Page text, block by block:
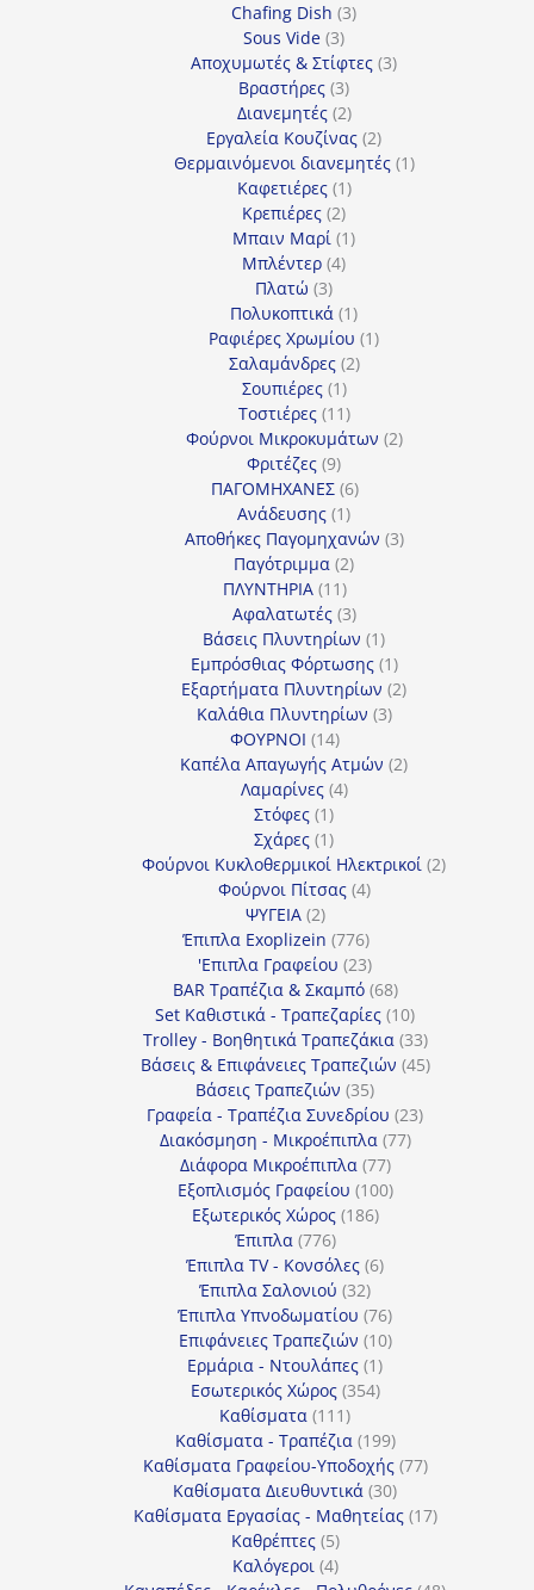
Chafing Dish 33
Sous Vide 33
προϊόντα
Αποχυμωτές & Στίφτες 33
Βραστήρες 33
προϊόντα
Διανεμητές 22
προϊόντα
Εργαλεία Κουζίνας 22
προϊόντα
Θερμαινόμενοι διανεμητές 11
Καφετιέρες 11
προϊόν
Κρεπιέρες 22
προϊόντα
Μπαιν Μαρί 11
Μπλέντερ 44
Πλατώ 33
προϊόντα
Πολυκοπτικά 11
προϊόν
Ραφιέρες Χρωμίου 11
Σαλαμάνδρες 22
Σουπιέρες 11
προϊόν
Τοστιέρες 1111
προϊόντα
Φούρνοι Μικροκυμάτων 22
Φριτέζες 99
προϊόντα
ΠΑΓΟΜΗΧΑΝΕΣ 66
Ανάδευσης 11
προϊόν
Αποθήκες Παγομηχανών 33
Παγότριμμα 22
ΠΛΥΝΤΗΡΙΑ 1111
προϊόντα
Αφαλατωτές 33
προϊόντα
Βάσεις Πλυντηρίων 11
προϊόν
Εμπρόσθιας Φόρτωσης 11
προϊόν
Εξαρτήματα Πλυντηρίων 22
Καλάθια Πλυντηρίων 33
ΦΟΥΡΝΟΙ 1414
προϊόντα
Καπέλα Απαγωγής Ατμών 22
Λαμαρίνες 44
Στόφες 11
προϊόν
Σχάρες 11
προϊόν
Φούρνοι Κυκλοθερμικοί Ηλεκτρικοί 22
Φούρνοι Πίτσας 44
ΨΥΓΕΙΑ 22
προϊόντα
Έπιπλα Exoplizein 776776
προϊόντα
'Επιπλα Γραφείου 2323
προϊόντα
BAR Τραπέζια & Σκαμπό 6868
προϊόντα
Set Καθιστικά - Τραπεζαρίες 1010
προϊόντα
Trolley - Βοηθητικά Τραπεζάκια 3333
προϊόντα
Βάσεις & Επιφάνειες Τραπεζιών 4545
Βάσεις Τραπεζιών 3535
προϊόντα
Γραφεία - Τραπέζια Συνεδρίου 2323
Διακόσμηση - Μικροέπιπλα 7777
Διάφορα Μικροέπιπλα 7777
προϊόντα
Εξοπλισμός Γραφείου 100100
Εξωτερικός Χώρος 186186
Έπιπλα 776776
προϊόντα
Έπιπλα TV - Κονσόλες 66
Έπιπλα Σαλονιού 3232
προϊόντα
Έπιπλα Υπνοδωματίου 7676
προϊόντα
Επιφάνειες Τραπεζιών 1010
Ερμάρια - Ντουλάπες 11
προϊόν
Εσωτερικός Χώρος 354354
Καθίσματα 111111
προϊόντα
Καθίσματα - Τραπέζια 199199
προϊόντα
Καθίσματα Γραφείου-Υποδοχής 7777
Καθίσματα Διευθυντικά 3030
προϊόντα
Καθίσματα Εργασίας - Μαθητείας 1717
Καθρέπτες 55
προϊόντα
Καλόγεροι 44